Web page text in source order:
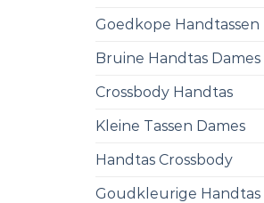
Goedkope Handtassen
Bruine Handtas Dames
Crossbody Handtas
Kleine Tassen Dames
Handtas Crossbody
Goudkleurige Handtas